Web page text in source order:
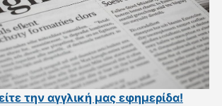
την αγγλική μας εφημερίδα!